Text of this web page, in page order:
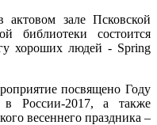
зале Псковской
библиотеки состоится
хороших людей - Spring
посвящено Году
России-2017, а также
весеннего праздника –